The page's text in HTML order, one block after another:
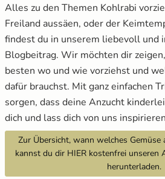
Alles zu den Themen Kohlrabi
Freiland aussäen, oder der
findest du in unserem liebevoll und
Blogbeitrag. Wir möchten dir
besten wo und wie vorziehst und
dafür brauchst. Mit ganz einfachen
sorgen, dass deine Anzucht
dich und lass dich von uns
Zur Übersicht, wann welches
kannst du dir HIER kostenfrei unseren
herunterladen.
Spinat
Tomaten
Zucchini
Zuckermais
Zuckerschoten